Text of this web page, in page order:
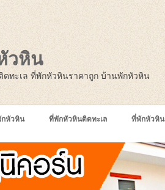
วหิน
ทะเล ที่พักหัวหินราคาถูก บ้านพักหัวหิน
หัวหิน ที่พักหัวหินติดทะเล ที่พักหัวหิน